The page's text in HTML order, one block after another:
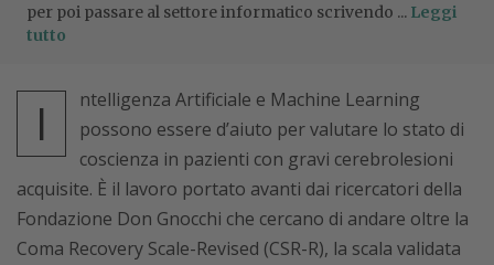
per poi passare al settore informatico scrivendo ... Leggi
tutto
I
ntelligenza Artificiale e Machine Learning
possono essere d’aiuto per valutare lo stato di
coscienza in pazienti con gravi cerebrolesioni
acquisite. È il lavoro portato avanti dai ricercatori della
Fondazione Don Gnocchi che cercano di andare oltre la
Coma Recovery Scale-Revised (CSR-R), la scala validata